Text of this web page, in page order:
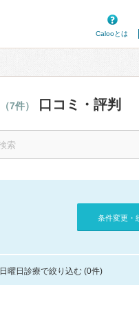
Calooとは
（7件） 口コミ・評判
条件変更・
日曜日診療で絞り込む (0件)